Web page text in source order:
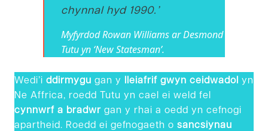
chynnal hyd 1990.’
Myfyrdod Rowan Williams ar Desmond
Tutu yn ‘New Statesman’.
Wedi’i ddirmygu gan y lleiafrif gwyn ceidwadol yn
Ne Affrica, roedd Tutu yn cael ei weld fel
cynnwrf a bradwr gan y rhai a oedd yn cefnogi
apartheid. Roedd ei gefnogaeth o sancsiynau